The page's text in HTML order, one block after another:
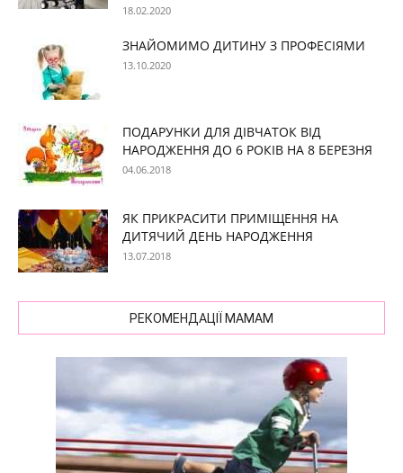
18.02.2020
ЗНАЙОМИМО ДИТИНУ З ПРОФЕСІЯМИ
13.10.2020
ПОДАРУНКИ ДЛЯ ДІВЧАТОК ВІД
НАРОДЖЕННЯ ДО 6 РОКІВ НА 8 БЕРЕЗНЯ
04.06.2018
ЯК ПРИКРАСИТИ ПРИМІЩЕННЯ НА
ДИТЯЧИЙ ДЕНЬ НАРОДЖЕННЯ
13.07.2018
РЕКОМЕНДАЦІЇ МАМАМ